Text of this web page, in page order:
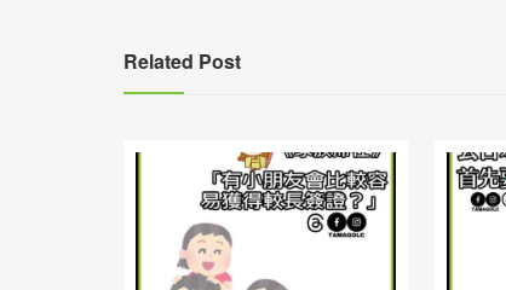
Related Post